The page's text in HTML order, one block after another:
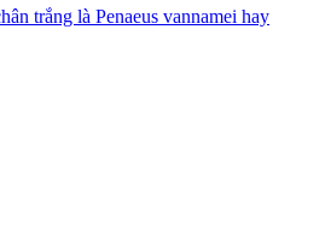
trắng là Penaeus vannamei hay